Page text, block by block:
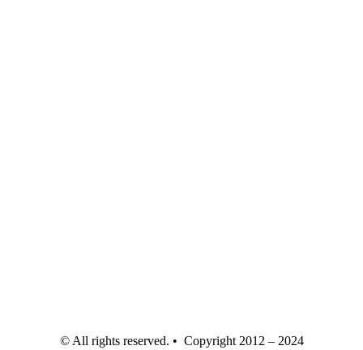
© All rights reserved. • Copyright 2012 – 2024